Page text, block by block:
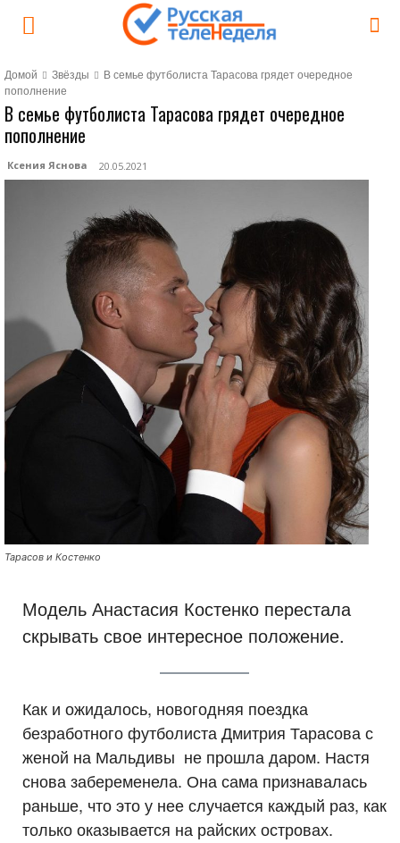
Домой Звёзды
В семье футболиста Тарасова грядет очередное
пополнение
В семье футболиста Тарасова грядет очередное
пополнение
Ксения Яснова 20.05.2021
Тарасов и Костенко
Модель Анастасия Костенко перестала
скрывать свое интересное положение.
Как и ожидалось, новогодняя поездка
безработного футболиста Дмитрия Тарасова с
женой на Мальдивы не прошла даром. Настя
снова забеременела. Она сама признавалась
раньше, что это у нее случается каждый раз, как
только оказывается на райских островах.